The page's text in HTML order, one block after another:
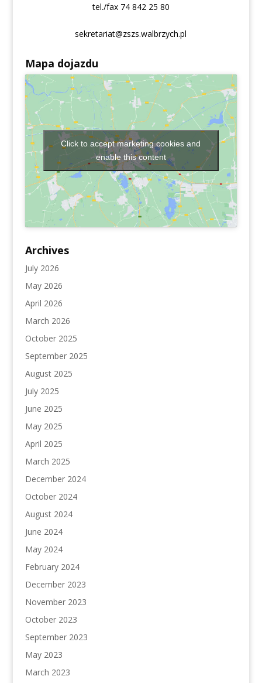
tel./fax 74 842 25 80
sekretariat@zszs.walbrzych.pl
Mapa dojazdu
Click to accept marketing cookies and
enable this content
Archives
July 2026
May 2026
April 2026
March 2026
October 2025
September 2025
August 2025
July 2025
June 2025
May 2025
April 2025
March 2025
December 2024
October 2024
August 2024
June 2024
May 2024
February 2024
December 2023
November 2023
October 2023
September 2023
May 2023
March 2023